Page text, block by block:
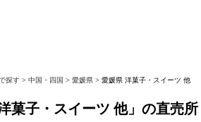
探す > 中国・四国 > 愛媛県 > 愛媛県 洋菓子・スイーツ 他
菓子・スイーツ 他」の直売所